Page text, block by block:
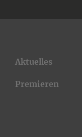
Aktuelles
Premieren